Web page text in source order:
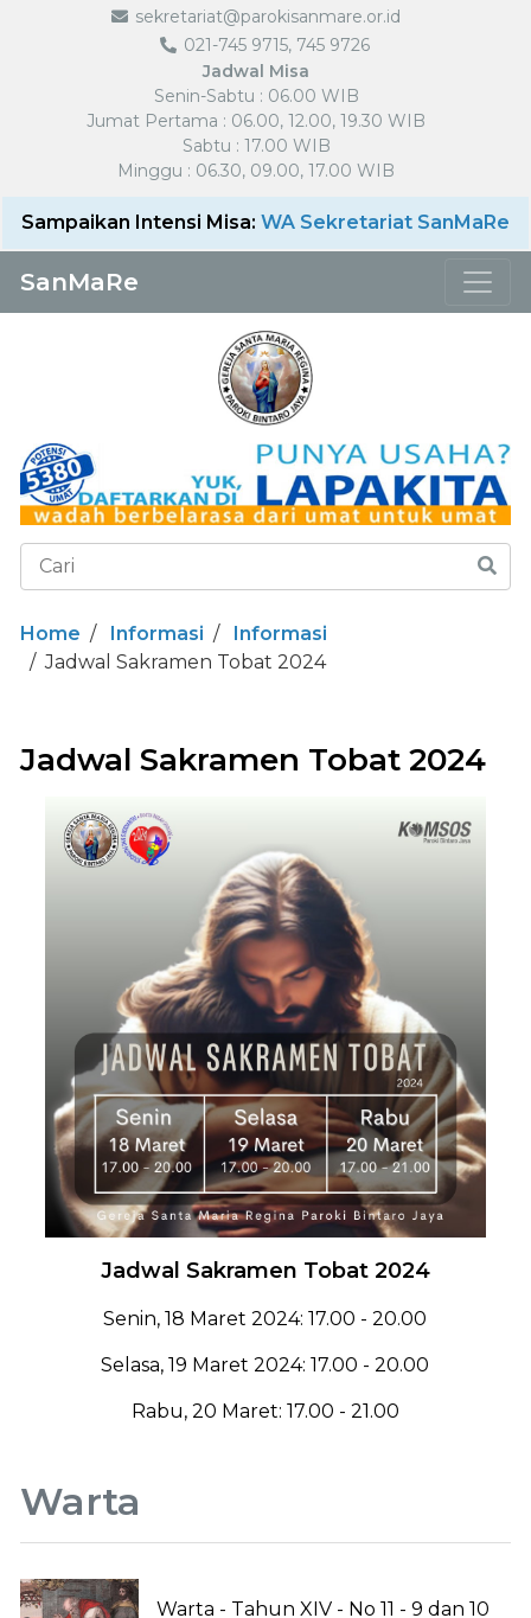
sekretariat@parokisanmare.or.id
021-745 9715, 745 9726
Jadwal Misa
Senin-Sabtu : 06.00 WIB
Jumat Pertama : 06.00, 12.00, 19.30 WIB
Sabtu : 17.00 WIB
Minggu : 06.30, 09.00, 17.00 WIB
Sampaikan Intensi Misa: WA Sekretariat SanMaRe
SanMaRe
Home Informasi
Informasi
Jadwal Sakramen Tobat 2024
Jadwal Sakramen Tobat 2024
Jadwal Sakramen Tobat 2024
Senin, 18 Maret 2024: 17.00 - 20.00
Selasa, 19 Maret 2024: 17.00 - 20.00
Rabu, 20 Maret: 17.00 - 21.00
Warta
Warta - Tahun XIV - No 11 - 9 dan 10